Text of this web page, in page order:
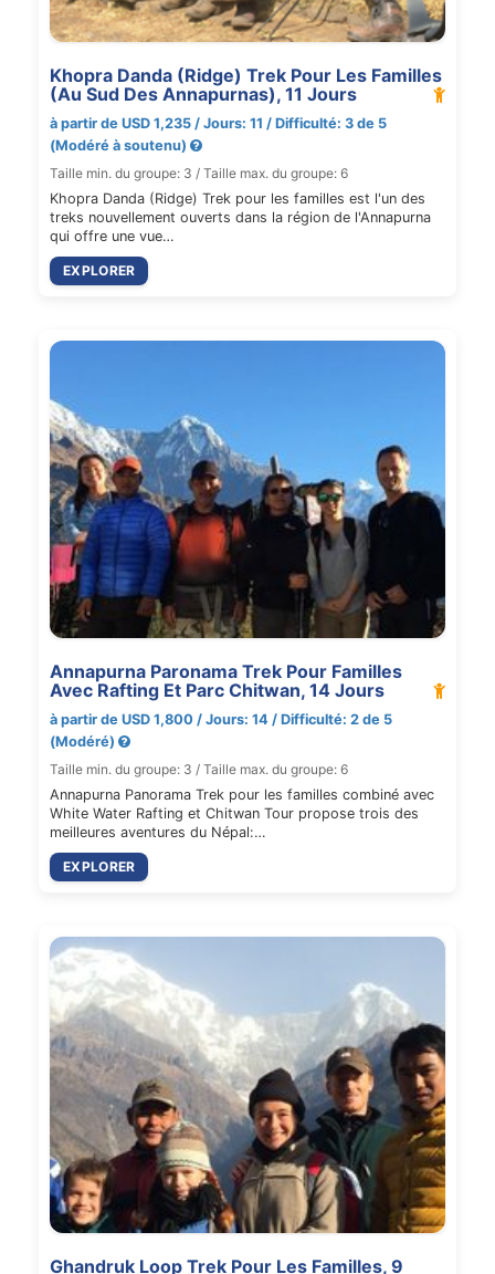
Khopra Danda (Ridge) Trek Pour Les Familles
(Au Sud Des Annapurnas), 11 Jours
à partir de USD 1,235 / Jours: 11 / Difficulté: 3 de 5
(Modéré à soutenu)
Taille min. du groupe: 3 / Taille max. du groupe: 6
Khopra Danda (Ridge) Trek pour les familles est l'un des
treks nouvellement ouverts dans la région de l'Annapurna
qui offre une vue…
EXPLORER
Annapurna Paronama Trek Pour Familles
Avec Rafting Et Parc Chitwan, 14 Jours
à partir de USD 1,800 / Jours: 14 / Difficulté: 2 de 5
(Modéré)
Taille min. du groupe: 3 / Taille max. du groupe: 6
Annapurna Panorama Trek pour les familles combiné avec
White Water Rafting et Chitwan Tour propose trois des
meilleures aventures du Népal:…
EXPLORER
Ghandruk Loop Trek Pour Les Familles, 9